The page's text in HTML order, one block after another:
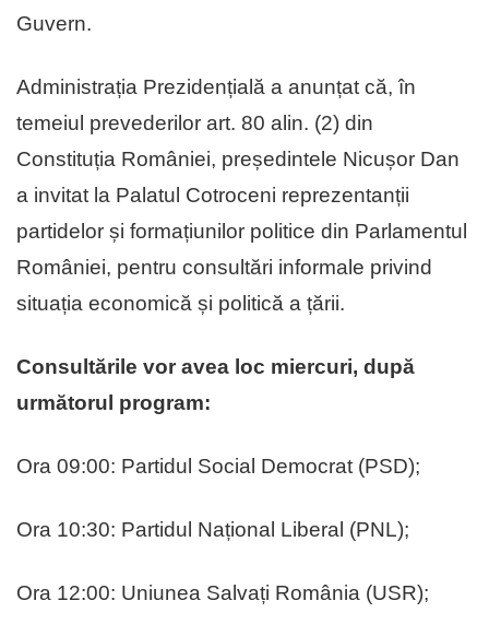
Guvern.
Administrația Prezidențială a anunțat că, în
temeiul prevederilor art. 80 alin. (2) din
Constituția României, președintele Nicușor Dan
a invitat la Palatul Cotroceni reprezentanții
partidelor și formațiunilor politice din Parlamentul
României, pentru consultări informale privind
situația economică și politică a țării.
Consultările vor avea loc miercuri, după
următorul program:
Ora 09:00: Partidul Social Democrat (PSD);
Ora 10:30: Partidul Național Liberal (PNL);
Ora 12:00: Uniunea Salvați România (USR);